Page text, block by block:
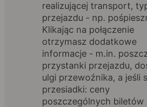
realizującej transport,
przejazdu - np.
Klikając na połączenie
otrzymasz dodatkowe
informacje - m.in.
przystanki przejazdu,
ulgi przewoźnika, a jeśli
przesiadki: ceny
poszczególnych biletów